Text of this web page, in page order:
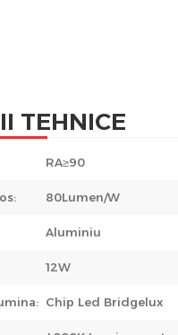
TEHNICE
RA≥90
80Lumen/W
Aluminiu
12W
Chip Led Bridgelux